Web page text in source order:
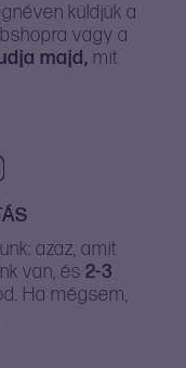
küldjük a
vagy a
majd, mit
azaz, amit
van, és 2-3
Ha mégsem,